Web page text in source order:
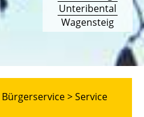
Unteribental
Wagensteig
Bürgerservice >Service